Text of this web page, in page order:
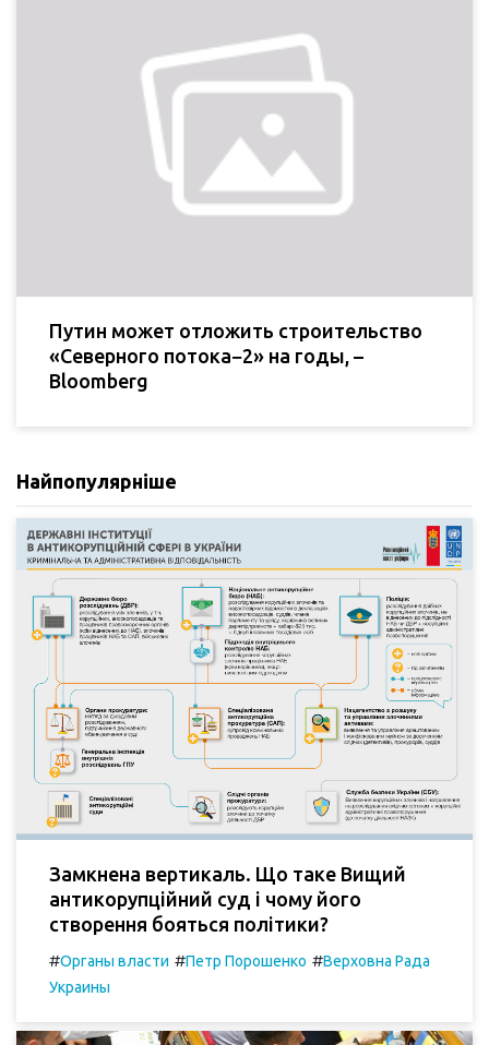
Путин может отложить строительство
«Северного потока−2» на годы, –
Bloomberg
Найпопулярніше
Замкнена вертикаль. Що таке Вищий
антикорупційний суд і чому його
створення бояться політики?
#Органы власти #Петр Порошенко #Верховна Рада
Украины